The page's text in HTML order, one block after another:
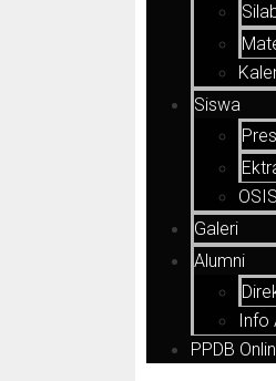
Siswa
OSIS
Galeri
Alumni
Info
PPDB